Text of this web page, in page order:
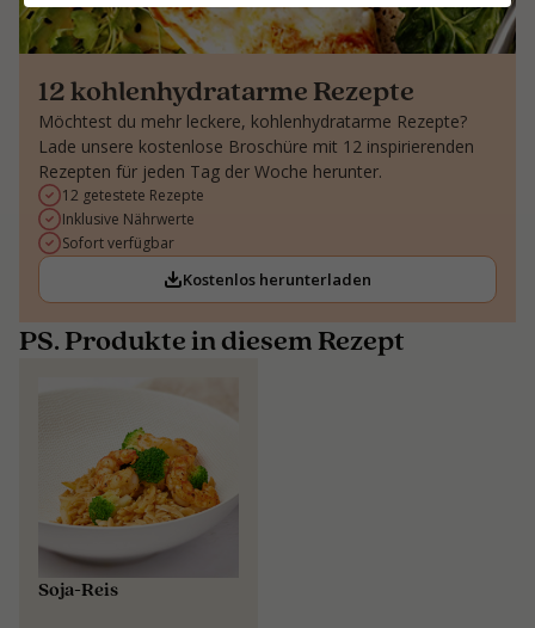
PS. Produkte in diesem Rezept
Soja-Reis
12 kohlenhydratarme Rezepte
Möchtest du mehr leckere, kohlenhydratarme Rezepte?
Lade unsere kostenlose Broschüre mit 12 inspirierenden
Rezepten für jeden Tag der Woche herunter.
12 getestete Rezepte
Inklusive Nährwerte
Sofort verfügbar
Kostenlos herunterladen